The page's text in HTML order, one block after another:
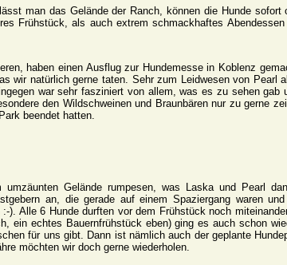
man das Gelände der Ranch, können die Hunde sofort
Frühstück, als auch extrem schmackhaftes
haben einen Ausflug zur Hundemesse in Koblenz
wir natürlich gerne taten. Sehr zum Leidwesen von Pearl
war sehr fasziniert von allem, was es zu sehen gab
den Wildschweinen und Braunbären nur zu gerne
beendet hatten.
Gelände rumpesen, was Laska und Pearl
an, die gerade auf einem Spaziergang waren
Alle 6 Hunde durften vor dem Frühstück noch
ein echtes Bauernfrühstück eben) ging es auch schon
für uns gibt. Dann ist nämlich auch der geplante
möchten wir doch gerne wiederholen.